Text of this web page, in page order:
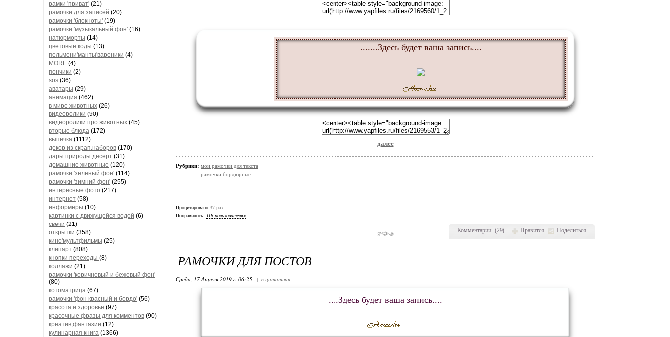
рамки 'приват' (21)
рамочки для записей (20)
рамочки 'блокноты' (19)
рамочки 'музыкальный фон' (16)
натюрморты (14)
цветовые коды (13)
пельмени'манты'вареники (4)
MORE (4)
пончики (2)
sos (36)
аватары (29)
анимация (462)
в мире животных (26)
видеоролики (90)
видеоролики про животных (45)
вторые блюда (172)
выпечка (1112)
декор из скрап.наборов (170)
дары природы десерт (31)
домашние животные (120)
рамочки 'зеленый фон' (114)
рамочки 'зимний фон' (255)
интересные фото (217)
интернет (58)
информеры (10)
картинки с движущейся водой (6)
свечи (21)
открытки (358)
кино'мультфильмы (25)
клипарт (808)
кнопки переходы (8)
коллажи (21)
рамочки 'коричневый и бежевый фон'
(80)
котоматрица (67)
рамочки 'фон красный и бордо' (56)
красота и здоровье (97)
красочные фразы для комментов (90)
креатив,фантазии (12)
кулинарная книга (1366)
Комментарии (29) Нравится Поделиться
.......Здесь будет ваша запись....
далее
Рубрики: мои рамочки для текста
рамочки бордюрные
Процитировано 37 раз
Понравилось: 118 пользователям
РАМОЧКИ ДЛЯ ПОСТОВ
Среда, 17 Апреля 2019 г. 06:25 + в цитатник
....Здесь будет ваша запись....